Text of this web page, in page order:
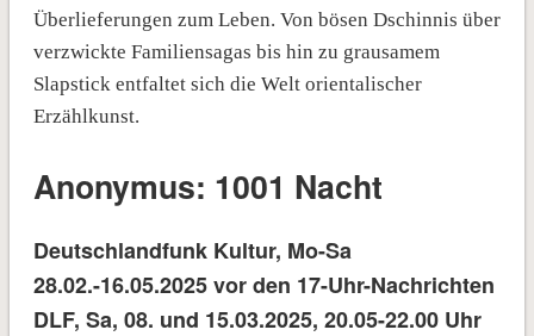
Überlieferungen zum Leben. Von bösen Dschinnis über
verzwickte Familiensagas bis hin zu grausamem
Slapstick entfaltet sich die Welt orientalischer
Erzählkunst.
Anonymus: 1001 Nacht
Deutschlandfunk Kultur, Mo-Sa
28.02.-16.05.2025 vor den 17-Uhr-Nachrichten
DLF, Sa, 08. und 15.03.2025, 20.05-22.00 Uhr